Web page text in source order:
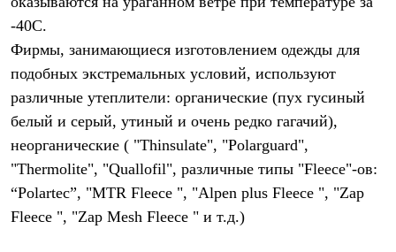
Софтшелл одежда
Куртки
Брюки
Флисовая одежда
Куртки
Брюки
Жилеты
Термобелье
Теплое термобелье
Среднее термобелье
Легкое термобелье
Лёгкая одежда
Футболки
-40С.
Фирмы, занимающиеся изготовлением одежды для
подобных экстремальных условий, используют
различные утеплители: органические (пух гусиный
белый и серый, утиный и очень редко гагачий),
неорганические ( "Thinsulate", "Polarguard",
"Thermolite", "Quallofil", различные типы "Fleece"-ов:
“Polartec”, "MTR Fleece ", "Alpen plus Fleece ", "Zap
Fleece ", "Zap Mesh Fleece " и т.д.)